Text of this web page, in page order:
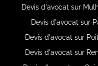
Devis d'avocat sur
Devis d'avocat sur
Devis d'avocat sur
Devis d'avocat sur